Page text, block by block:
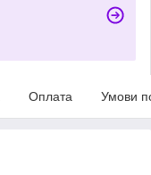
Оплата Умови